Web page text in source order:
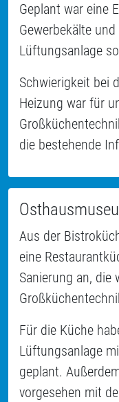
Geplant war eine
Gewerbekälte
Lüftungsanlage
Schwierigkeit bei
Heizung war für
die bestehende
Aus der
eine
Sanierung an,
Für die Küche
Lüftungsanlage
geplant.
vorgesehen mit